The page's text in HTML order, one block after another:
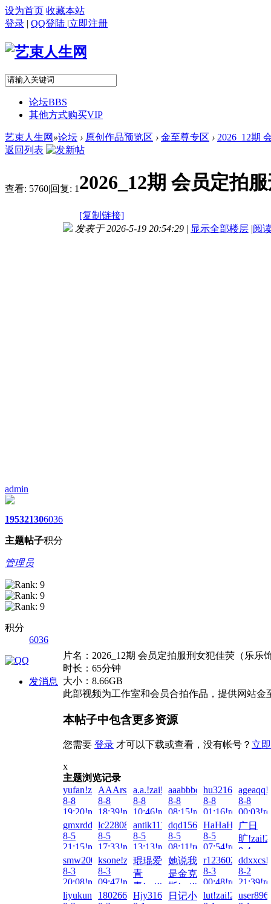
设为首页 收藏本站
登录 | QQ登陆 |立即注册
论坛BBS
其他方式购买VIP
艺束人生网 »论坛 › 原创作品预览区 › 金至尊专区 › 2026_12期
返回列表
查看: 5760|回复: 1 2026_12期 会员定拍
[复制链接]
admin
1953
主题
2130
帖子
6036
积分
管理员
积分
6036
发消息
发表于 2026-5-19 20:54:29 | 显示全部楼层 |阅
片名：2026_12期 会员定拍服刑女犯佳荧（乐乐
时长：65分钟
大小：8.66GB
此部视频为工作室和会员合拍作品，提供网站金
本帖子中包含更多资源
您需要 登录 才可以下载或查看，没有帐号？ 立
x
主题浏览记录
yufan!zai!2026-
8-8
19:20!read!
AAArsmls!zai!2026-
8-8
18:39!read!
a.a.!zai!2026-
8-8
10:46!read!
aaabbbcccddd!zai!2026-
8-8
08:15!read!
8-8
01:16!read!
8-8
gmxrdd!zai!2026-
8-5
21:15!read!
lc2280832!zai!2026-
8-5
17:33!read!
antik1111!zai!2026-
8-5
13:13!read!
8-5
08:11!read!
8-5
07:54!read!
广日
旷
8-4
smw200712!zai!2026-
8-3
20:08!read!
ksone!zai!2026-
8-3
09:47!read!
琨琨爱
青
青!zai!2026-
8-3
她说我
是金克
斯!zai!2026-
8-3
8-3
00:48!read!
8-2
liyukun719!zai!2026-
1802667552!zai!2026-
Hjy316!zai!2026-
日记小 lut!zai!2026-